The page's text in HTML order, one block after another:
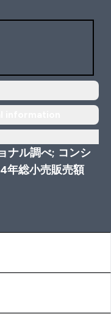
ナル調べ; コンシ
年総小売販売額